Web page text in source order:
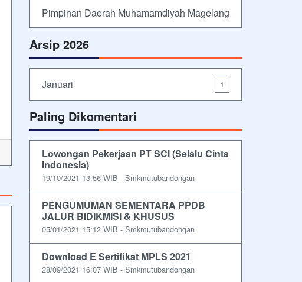
Pimpinan Daerah Muhamamdiyah Magelang
Arsip 2026
Januari 1
Paling Dikomentari
Lowongan Pekerjaan PT SCI (Selalu Cinta
Indonesia)
19/10/2021 13:56 WIB - Smkmutubandongan
PENGUMUMAN SEMENTARA PPDB
JALUR BIDIKMISI & KHUSUS
05/01/2021 15:12 WIB - Smkmutubandongan
Download E Sertifikat MPLS 2021
28/09/2021 16:07 WIB - Smkmutubandongan